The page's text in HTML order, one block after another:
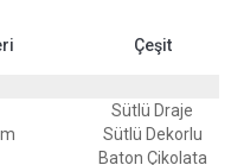
Çeşit
Sütlü Draje
Sütlü Dekorlu
Baton Çikolata